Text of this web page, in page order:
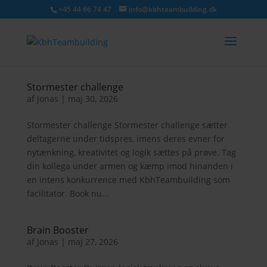
+45 44 66 74 47 info@kbhteambuilding.dk
Stormester challenge
af Jonas | maj 30, 2026
Stormester challenge Stormester challenge sætter
deltagerne under tidspres, imens deres evner for
nytænkning, kreativitet og logik sættes på prøve. Tag
din kollega under armen og kæmp imod hinanden i
en intens konkurrence med KbhTeambuilding som
facilitator. Book nu...
Brain Booster
af Jonas | maj 27, 2026